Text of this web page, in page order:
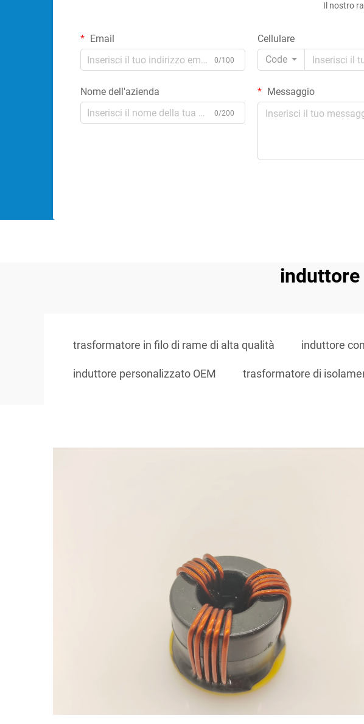
Il nostro
Email
0/100
Cellulare
Code
Nome dell'azienda
0/200
Messaggio
induttore
trasformatore in filo di rame di alta qualità induttore
induttore personalizzato OEM trasformatore di